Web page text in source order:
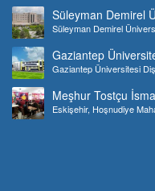
Süleyman Demirel
Süleyman Demirel
Gaziantep
Gaziantep Üniversitesi
Meşhur Tostçu
Eskişehir, Hoşnudiye